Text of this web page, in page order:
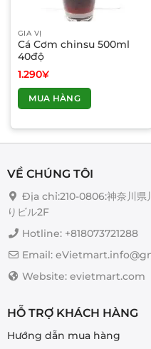
GIA VỊ
Cá Cơm chinsu 500ml
40độ
1.290¥
MUA HÀNG
VỀ CHÚNG TÔI
Địa chỉ:210-0806:神奈川県
りビル2F
Hotline: +818073721288
Email:
Website: evietmart.com
HỖ TRỢ KHÁCH HÀNG
Hướng dẫn mua hàng